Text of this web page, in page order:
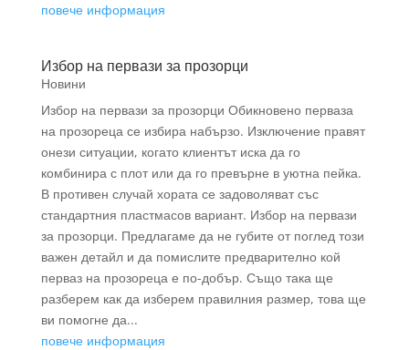
повече информация
Избор на первази за прозорци
Новини
Избор на первази за прозорци Обикновено перваза
на прозореца се избира набързо. Изключение правят
онези ситуации, когато клиентът иска да го
комбинира с плот или да го превърне в уютна пейка.
В противен случай хората се задоволяват със
стандартния пластмасов вариант. Избор на первази
за прозорци. Предлагаме да не губите от поглед този
важен детайл и да помислите предварително кой
перваз на прозореца е по-добър. Също така ще
разберем как да изберем правилния размер, това ще
ви помогне да...
повече информация